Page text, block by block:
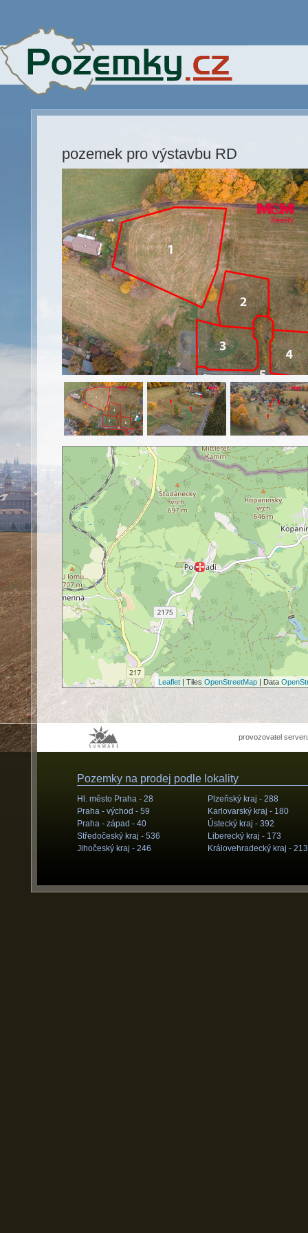
pozemek pro výstavbu RD
Leaflet | Tiles OpenStreetMap | Data
provozovatel
Pozemky na prodej podle lokality
Hl. město Praha - 28
Praha - východ - 59
Praha - západ - 40
Středočeský kraj - 536
Jihočeský kraj - 246
Plzeňský kraj - 288
Karlovarský kraj - 180
Ústecký kraj - 392
Liberecký kraj - 173
Královehradecký kraj - 213